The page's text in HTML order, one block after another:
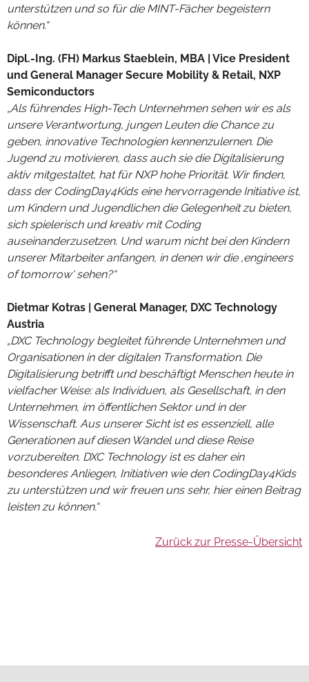
unterstützen und so für die MINT-Fächer begeistern
können.“
Dipl.-Ing. (FH) Markus Staeblein, MBA | Vice President
und General Manager Secure Mobility & Retail, NXP
Semiconductors
„Als führendes High-Tech Unternehmen sehen wir es als
unsere Verantwortung, jungen Leuten die Chance zu
geben, innovative Technologien kennenzulernen. Die
Jugend zu motivieren, dass auch sie die Digitalisierung
aktiv mitgestaltet, hat für NXP hohe Priorität. Wir finden,
dass der CodingDay4Kids eine hervorragende Initiative ist,
um Kindern und Jugendlichen die Gelegenheit zu bieten,
sich spielerisch und kreativ mit Coding
auseinanderzusetzen. Und warum nicht bei den Kindern
unserer Mitarbeiter anfangen, in denen wir die ‚engineers
of tomorrow‘ sehen?“
Dietmar Kotras | General Manager, DXC Technology
Austria
„DXC Technology begleitet führende Unternehmen und
Organisationen in der digitalen Transformation. Die
Digitalisierung betrifft und beschäftigt Menschen heute in
vielfacher Weise: als Individuen, als Gesellschaft, in den
Unternehmen, im öffentlichen Sektor und in der
Wissenschaft. Aus unserer Sicht ist es essenziell, alle
Generationen auf diesen Wandel und diese Reise
vorzubereiten. DXC Technology ist es daher ein
besonderes Anliegen, Initiativen wie den CodingDay4Kids
zu unterstützen und wir freuen uns sehr, hier einen Beitrag
leisten zu können.“
Zurück zur Presse-Übersicht